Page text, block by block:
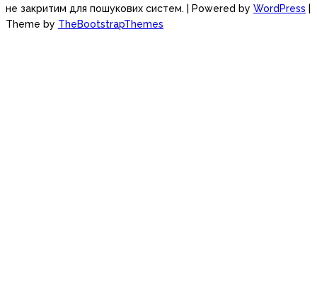
не закритим для пошукових систем. | Powered by WordPress
Theme by TheBootstrapThemes